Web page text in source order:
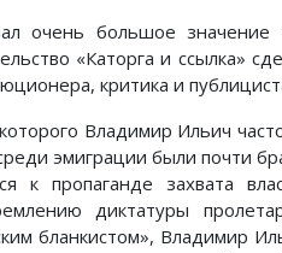
очень большое значение
«Каторга и ссылка»
критика и
Владимир Ильич
эмиграции были почти
к пропаганде захвата
диктатуры
бланкистом», Владимир